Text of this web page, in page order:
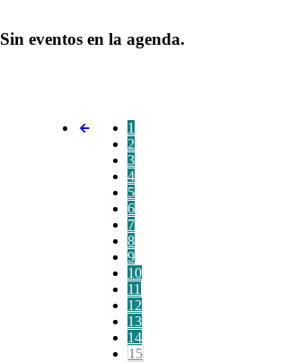
Sin eventos en la agenda.
1
2
3
4
5
6
7
8
9
10
11
12
13
14
15